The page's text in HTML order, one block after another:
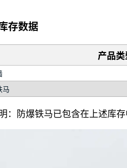
存数据
产品类
马
：防爆铁马已包含在上述库